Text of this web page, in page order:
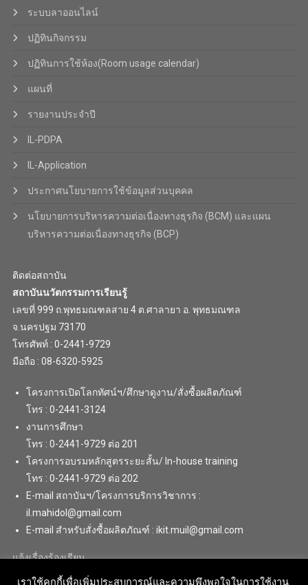
ระบบลาออนไลน์
ปฏิทินกิจกรรม
ปฏิทินการใช้ห้อง(Room usage calendar)
แผนที่
รายงานประจำปี
IL-PDPA
IL-Application
ประกาศนโยบายการใช้ข้อมูลส่วนบุคคล
นโยบายการบริหารความต่อเนื่องทางธุรกิจ (BCM) และแผน
บริหารความต่อเนื่องทางธุรกิจ (BCP)
ติดต่อสถาบัน
สถาบันนวัตกรรมการเรียนรู้
เลขที่ 999 ถ.พุทธมณฑลสาย 4 ต.ศาลายา อ. พุทธมณฑล
จ.นครปฐม 73170
โทรศัพท์ : 0-2441-9729
มือถือ : 08-6320-5925
โครงการเปิดโลกทัศน์ฯ/ศึกษาดูงาน/สั่งซื้อผลิตภัณฑ์
โทร : 0-2441-3124
งานการศึกษา
โทร : 0-2441-9729 ต่อ 201
โครงการอบรมหลักสูตรระยะสั้น/ In-house training
โทร : 0-2441-9729 ต่อ 202
E-mail สถาบันฯ/โครงการบริการวิชาการ :
il.mahidol@gmail.com
E-mail สำหรับสั่งซื้อผลิตภัณฑ์ : ikit.muil@gmail.com
แจ้งเรื่องร้องเรียน
เราใช้คุกกี้เพื่อเพิ่มประสบการณ์และความพึงพอใจในการใช้งาน